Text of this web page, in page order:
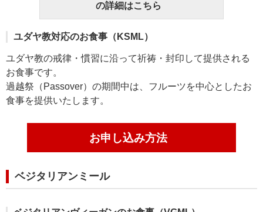
の詳細はこちら
ユダヤ教対応のお食事（KSML）
ユダヤ教の戒律・慣習に沿って祈祷・封印して提供される
お食事です。
過越祭（Passover）の期間中は、フルーツを中心としたお
食事を提供いたします。
お申し込み方法
ベジタリアンミール